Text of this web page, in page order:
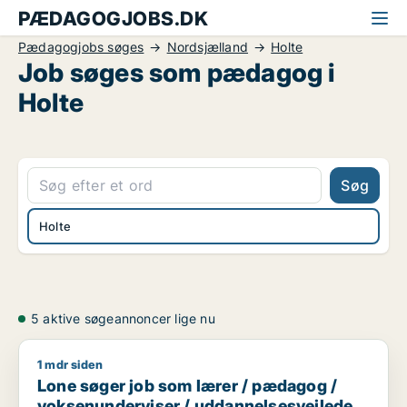
PÆDAGOGJOBS.DK
Pædagogjobs søges Nordsjælland Holte
Job søges som pædagog i
Holte
Søg
Holte
5 aktive søgeannoncer lige nu
Lone søger job som lærer / pædagog / voksenunderviser /
1 mdr siden
Lone søger job som lærer / pædagog /